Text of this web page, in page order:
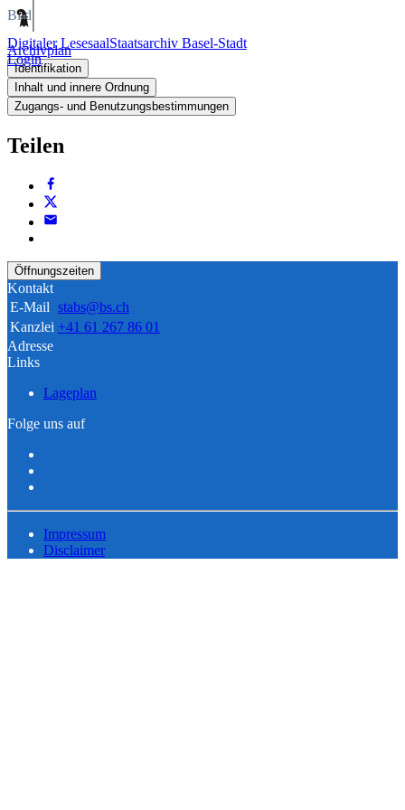
Digitaler LesesaalStaatsarchiv Basel-Stadt
Login
Bild
Archivplan
Identifikation
Inhalt und innere Ordnung
Zugangs- und Benutzungsbestimmungen
Teilen
Öffnungszeiten
Kontakt
E-Mail stabs@bs.ch
Kanzlei +41 61 267 86 01
Adresse
Links
Lageplan
Folge uns auf
Impressum
Disclaimer